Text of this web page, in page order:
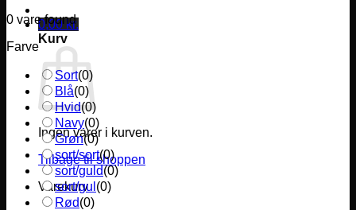
0,00 kr.
Kurv
Ingen varer i kurven.
Tilbage til shoppen
Varekurv
0 vare found
Farve
Sort(0)
Blå(0)
Hvid(0)
Navy(0)
Grøn(0)
sort/sort(0)
sort/guld(0)
sort/gul (0)
Rød(0)